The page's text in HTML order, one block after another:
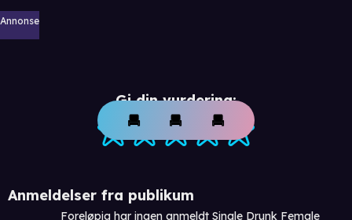
Annonse
Gi din vurdering:
Anmeldelser fra publikum
Foreløpig har ingen anmeldt Single Drunk Female